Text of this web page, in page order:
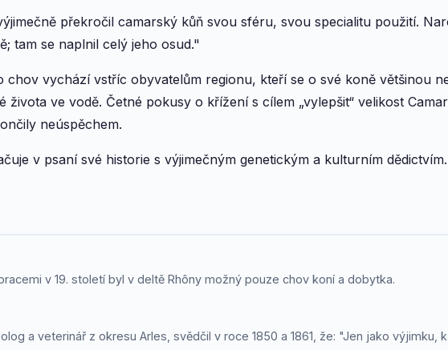
překročil camarský kůň svou sféru, svou specialitu použití.
tam se naplnil celý jeho osud."
chov vychází vstříc obyvatelům regionu, kteří se o své koně většinou
života ve vodě. Četné pokusy o křížení s cílem „vylepšit“ velikost
neúspěchem.
v psaní své historie s výjimečným genetickým a kulturním dědictvím.
v 19. století byl v deltě Rhôny možný pouze chov koní a dobytka.
a veterinář z okresu Arles, svědčil v roce 1850 a 1861, že: "Jen jako výjimku,